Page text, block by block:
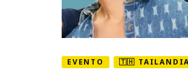
EVENTO 🇹🇭